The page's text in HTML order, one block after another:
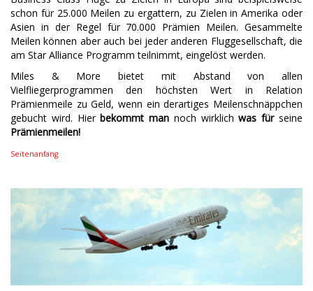
schon für 25.000 Meilen zu ergattern, zu Zielen in Amerika oder
Asien in der Regel für 70.000 Prämien Meilen. Gesammelte
Meilen können aber auch bei jeder anderen Fluggesellschaft, die
am Star Alliance Programm teilnimmt, eingelöst werden.
Miles & More bietet mit Abstand von allen
Vielfliegerprogrammen den höchsten Wert in Relation
Prämienmeile zu Geld, wenn ein derartiges Meilenschnäppchen
gebucht wird. Hierbekommt man noch wirklichwas fürseine
Prämienmeilen!
Seitenanfang